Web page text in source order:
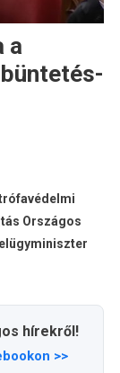
a
Országos
hírekről!
>>